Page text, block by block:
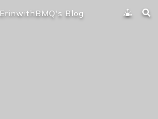
ErinwithBMQ's Blog